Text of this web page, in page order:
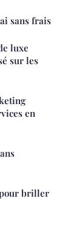
sans frais
luxe
sur les
en
pour briller